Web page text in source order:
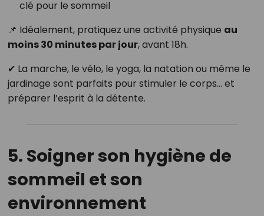
clé pour le sommeil
📌 Idéalement, pratiquez une activité physique au
moins 30 minutes par jour, avant 18h.
✔ La marche, le vélo, le yoga, la natation ou même le
jardinage sont parfaits pour stimuler le corps… et
préparer l’esprit à la détente.
5. Soigner son hygiène de
sommeil et son
environnement